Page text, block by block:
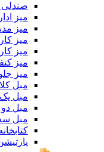
صندلی
میز
میز
میز
میز
میز
میز
مبل
مبل
مبل
مبل